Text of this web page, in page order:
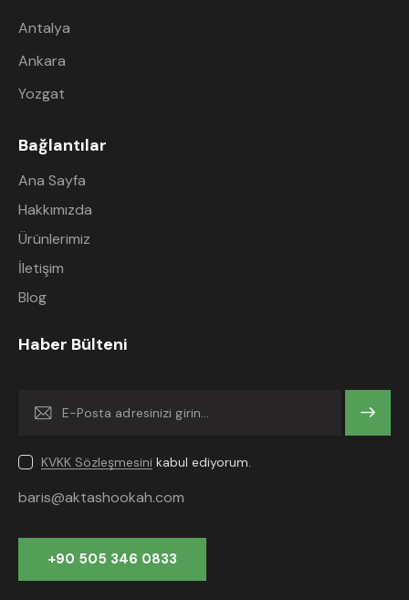
Antalya
Ankara
Yozgat
Bağlantılar
Ana Sayfa
Hakkımızda
Ürünlerimiz
İletişim
Blog
Haber Bülteni
Gönder
KVKK Sözleşmesini kabul ediyorum.
baris@aktashookah.com
+90 505 346 0833